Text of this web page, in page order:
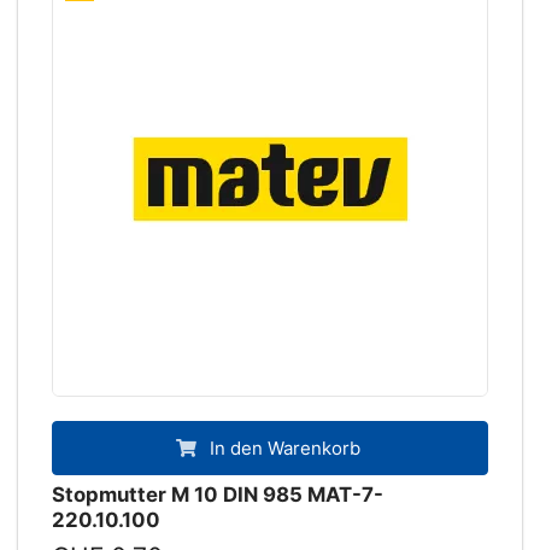
In den Warenkorb
Stopmutter M 10 DIN 985 MAT-7-
220.10.100